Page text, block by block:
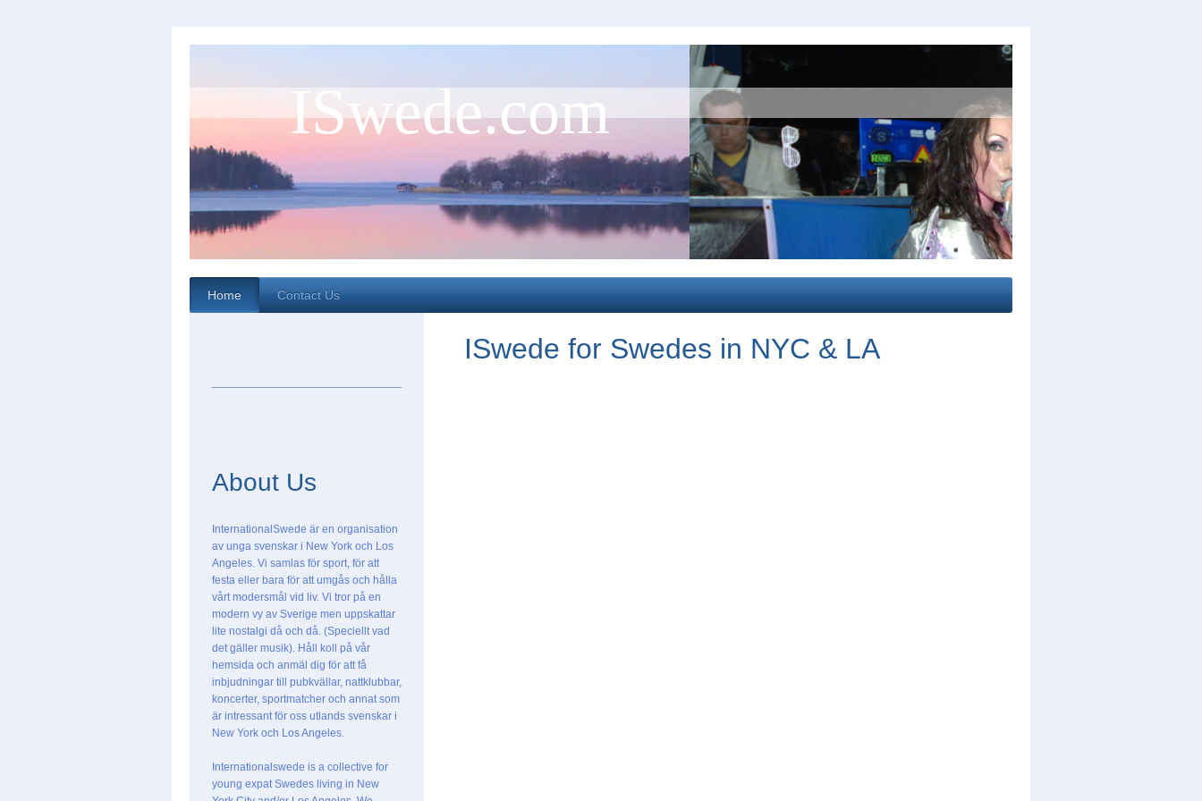
ISwede.com
Home Contact Us
ISwede for Swedes in NYC & LA
About Us
InternationalSwede är en organisation
av unga svenskar i New York och Los
Angeles. Vi samlas för sport, för att
festa eller bara för att umgås och hålla
vårt modersmål vid liv. Vi tror på en
modern vy av Sverige men uppskattar
lite nostalgi då och då. (Speciellt vad
det gäller musik). Håll koll på vår
hemsida och anmäl dig för att få
inbjudningar till pubkvällar, nattklubbar,
koncerter, sportmatcher och annat som
är intressant för oss utlands svenskar i
New York och Los Angeles.
Internationalswede is a collective for
young expat Swedes living in New